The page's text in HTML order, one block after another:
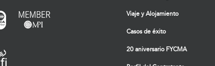
Viaje y Alojamiento
Casos de éxito
20 aniversario FYCMA